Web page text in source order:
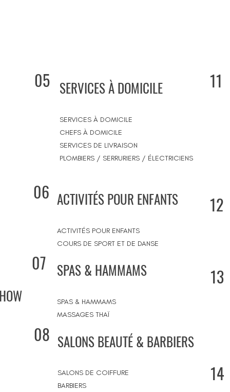
05 SERVICES À DOMICILE
SERVICES À DOMICILE
CHEFS À DOMICILE
SERVICES DE LIVRAISON
PLOMBIERS / SERRURIERS / ÉLECTRICIENS
11
06 ACTIVITÉS POUR ENFANTS
ACTIVITÉS POUR ENFANTS
COURS DE SPORT ET DE DANSE
12
07 SPAS & HAMMAMS
SPAS & HAMMAMS
MASSAGES THAÏ
08 SALONS BEAUTÉ & BARBIERS
SALONS DE COIFFURE
BARBIERS
13
14